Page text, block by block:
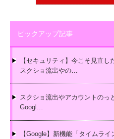
ピックアップ記事
【セキュリティ】今こそ見直し
スクショ流出やの…
スクショ流出やアカウントのっ
Googl…
【Google】新機能「タイムラ